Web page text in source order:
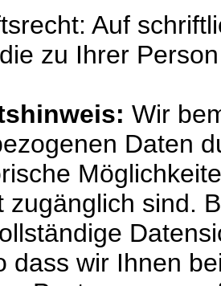
Auf
zu Ihrer
Wir
Daten
zugänglich sind.
dass wir Ihnen